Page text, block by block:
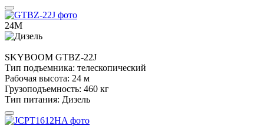
24М
SKYBOOM GTBZ-22J
Тип подъемника: телескопический
Рабочая высота: 24 м
Грузоподъемность: 460 кг
Тип питания: Дизель